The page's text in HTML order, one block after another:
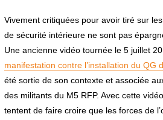
Vivement critiquées pour avoir tiré sur
de sécurité intérieure ne sont pas
Une ancienne vidéo tournée le 5 juillet
manifestation contre l’installation du QG
été sortie de son contexte et associée
des militants du M5 RFP. Avec cette
tentent de faire croire que les forces de